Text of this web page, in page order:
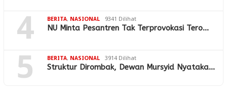
4 BERITA, NASIONAL 9341 Dilihat
NU Minta Pesantren Tak Terprovokasi Tero…
5 BERITA, NASIONAL 3914 Dilihat
Struktur Dirombak, Dewan Mursyid Nyataka…